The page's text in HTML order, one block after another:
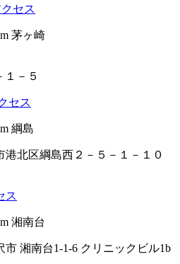
セス
茅ヶ崎
１－５
セス
綱島
港北区綱島西２－５－１－１０
ス
湘南台
湘南台1-1-6 クリニックビル1b